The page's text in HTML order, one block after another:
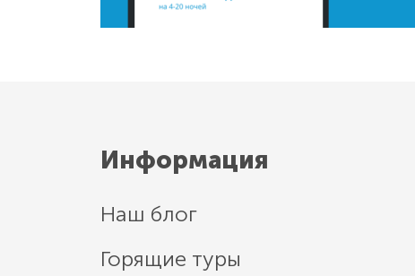
Информация
Наш блог
Горящие туры